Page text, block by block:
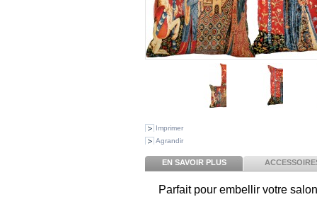
Imprimer
Agrandir
EN SAVOIR PLUS
Parfait pour embellir votre